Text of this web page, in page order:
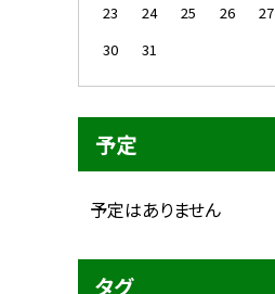
23
24 25 26 27
30
31
予定
予定はありません
タグ